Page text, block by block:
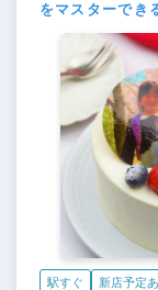
をマスターでき
駅すぐ 新店予定